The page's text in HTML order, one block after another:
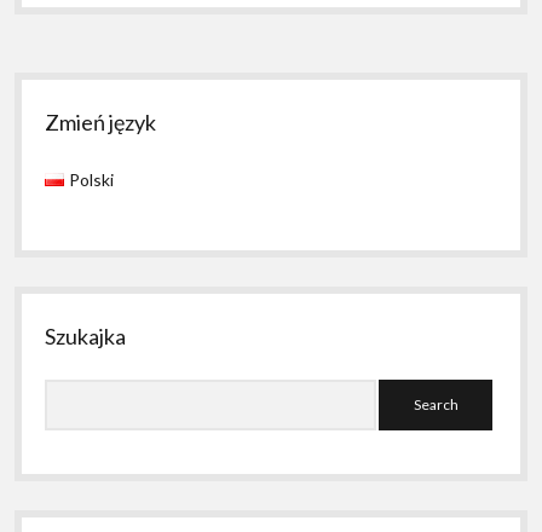
Sidebar
Zmień język
Polski
Szukajka